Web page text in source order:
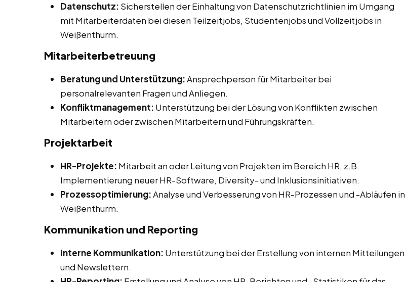
Datenschutz: Sicherstellen der Einhaltung von Datenschutzrichtlinien im Umgang
mit Mitarbeiterdaten bei diesen Teilzeitjobs, Studentenjobs und Vollzeitjobs in
Weißenthurm.
Mitarbeiterbetreuung
Beratung und Unterstützung:Ansprechperson für Mitarbeiter bei
personalrelevanten Fragen und Anliegen.
Konfliktmanagement: Unterstützung bei der Lösung von Konflikten zwischen
Mitarbeitern oder zwischen Mitarbeitern und Führungskräften.
Projektarbeit
HR-Projekte: Mitarbeit an oder Leitung von Projekten im Bereich HR, z.B.
Implementierung neuer HR-Software, Diversity- und Inklusionsinitiativen.
Prozessoptimierung:Analyse und Verbesserung von HR-Prozessen und -Abläufen in
Weißenthurm.
Kommunikation und Reporting
Interne Kommunikation: Unterstützung bei der Erstellung von internen Mitteilungen
und Newslettern.